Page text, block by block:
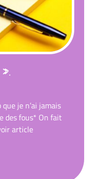
».
que je n’ai jamais
des fous* On fait
article